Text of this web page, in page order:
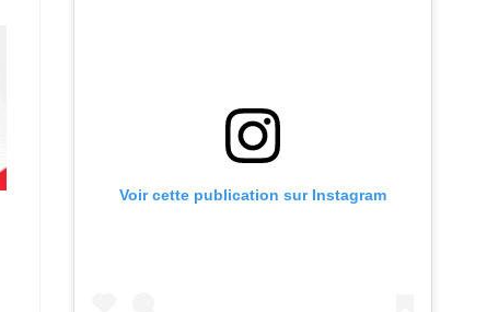
Voir cette publication sur Instagram